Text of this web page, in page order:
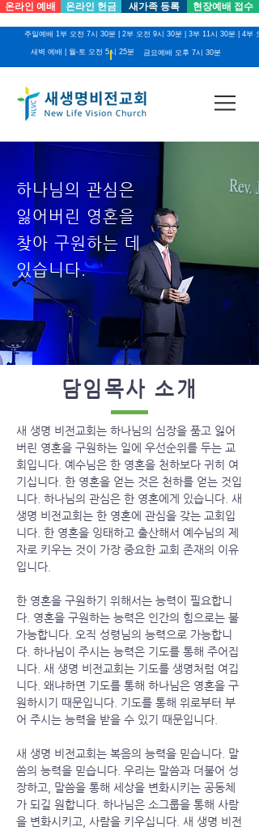
온라인 예배 온라인 헌금 새가족 등록 현장예배 접수
새벽 예배 | 월-토 오전 5시 25분
주일예배 1부 오전 7시 30분 | 2부 오전 9시 30분 | 3부 11시 30분 | 4부
금요예배 오후 7시 30분
하나님의 관심은
잃어버린 영혼을
찾아 구원하는 데
있습니다.
​담임목사 소개
새 생명 비전교회는 하나님의 심장을 품고 잃어
버린 영혼을 구원하는 일에 우선순위를 두는 교
회입니다. 예수님은 한 영혼을 천하보다 귀히 여
기십니다. 한 영혼을 얻는 것은 천하를 얻는 것입
니다. 하나님의 관심은 한 영혼에게 있습니다. 새
생명 비전교회는 한 영혼에 관심을 갖는 교회입
니다. 한 영혼을 잉태하고 출산해서 예수님의 제
자로 키우는 것이 가장 중요한 교회 존재의 이유
입니다.
한 영혼을 구원하기 위해서는 능력이 필요합니
다. 영혼을 구원하는 능력은 인간의 힘으로는 불
가능합니다. 오직 성령님의 능력으로 가능합니
다. 하나님이 주시는 능력은 기도를 통해 주어집
니다. 새 생명 비전교회는 기도를 생명처럼 여깁
니다. 왜냐하면 기도를 통해 하나님은 영혼을 구
원하시기 때문입니다. 기도를 통해 위로부터 부
어 주시는 능력을 받을 수 있기 때문입니다.
새 생명 비전교회는 복음의 능력을 믿습니다. 말
씀의 능력을 믿습니다. 우리는 말씀과 더불어 성
장하고, 말씀을 통해 세상을 변화시키는 공동체
가 되길 원합니다. 하나님은 소그룹을 통해 사람
을 변화시키고, 사람을 키우십니다. 새 생명 비전